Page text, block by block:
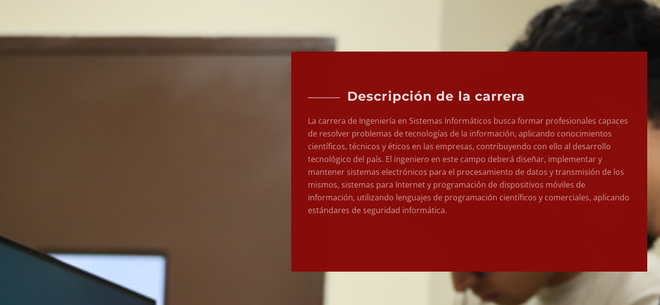
Descripción de la carrera
La carrera de Ingeniería en Sistemas Informáticos busca formar profesionales capaces
de resolver problemas de tecnologías de la información, aplicando conocimientos
científicos, técnicos y éticos en las empresas, contribuyendo con ello al desarrollo
tecnológico del país. El ingeniero en este campo deberá diseñar, implementar y
mantener sistemas electrónicos para el procesamiento de datos y transmisión de los
mismos, sistemas para Internet y programación de dispositivos móviles de
información, utilizando lenguajes de programación científicos y comerciales, aplicando
estándares de seguridad informática.